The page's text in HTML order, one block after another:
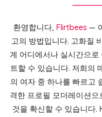
환영합니다, Flirtbees —
고의 방법입니다. 고화질
계 어디에서나 실시간으
트할 수 있습니다. 저희의
의 여자 중 하나를 빠르고
격한 프로필 모더레이션
것을 확신할 수 있습니다.